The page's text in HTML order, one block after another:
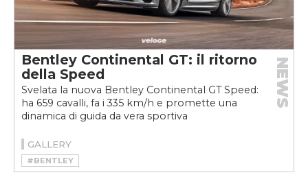
Bentley Continental GT: il ritorno
della Speed
Svelata la nuova Bentley Continental GT Speed:
ha 659 cavalli, fa i 335 km/h e promette una
dinamica di guida da vera sportiva
NEWS
GALLERY
#BENTLEY
#BENTLEY CONTINENTAL GT SPEED